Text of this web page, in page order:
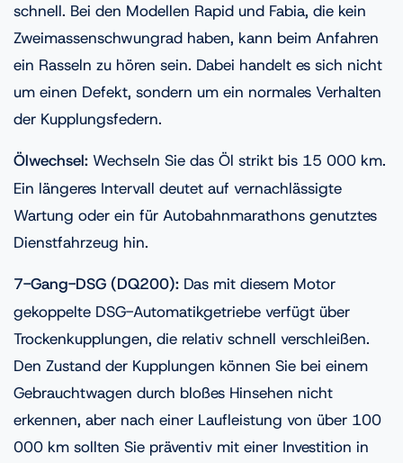
schnell. Bei den Modellen Rapid und Fabia, die kein
Zweimassenschwungrad haben, kann beim Anfahren
ein Rasseln zu hören sein. Dabei handelt es sich nicht
um einen Defekt, sondern um ein normales Verhalten
der Kupplungsfedern.
Ölwechsel: Wechseln Sie das Öl strikt bis 15 000 km.
Ein längeres Intervall deutet auf vernachlässigte
Wartung oder ein für Autobahnmarathons genutztes
Dienstfahrzeug hin.
7-Gang-DSG (DQ200): Das mit diesem Motor
gekoppelte DSG-Automatikgetriebe verfügt über
Trockenkupplungen, die relativ schnell verschleißen.
Den Zustand der Kupplungen können Sie bei einem
Gebrauchtwagen durch bloßes Hinsehen nicht
erkennen, aber nach einer Laufleistung von über 100
000 km sollten Sie präventiv mit einer Investition in